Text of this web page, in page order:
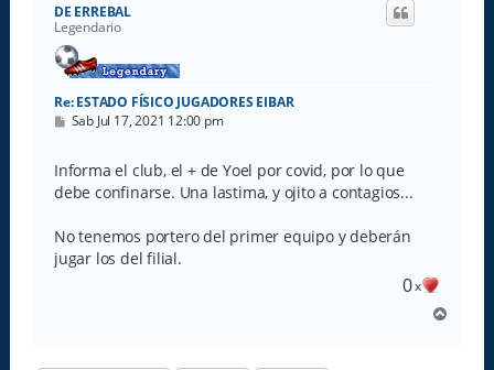
DE ERREBAL
Legendario
Re: ESTADO FÍSICO JUGADORES EIBAR
M
s
a
j
Sab Jul 17, 2021 12:00 pm
Informa el club, el + de Yoel por covid, por lo que
debe confinarse. Una lastima, y ojito a contagios...
No tenemos portero del primer equipo y deberán
jugar los del filial.
0x